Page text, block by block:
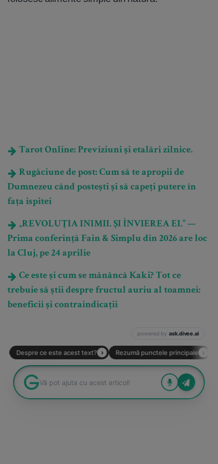
Tarot Online: Previziuni și etalări zilnice.
Rugăciune de post: Cum să te apropii de
Dumnezeu când postești și să capeți putere în
fața ispitei
„REVOLUȚIA INIMII. ȘI ÎNVIEREA EI.” —
Prima conferință Fain & Simplu din 2026 are loc
la Cluj, pe 24 aprilie
Ce este și cum se mănâncă Kaki? Tot ce
trebuie să știi despre fructul auriu al toamnei:
beneficii și contraindicații